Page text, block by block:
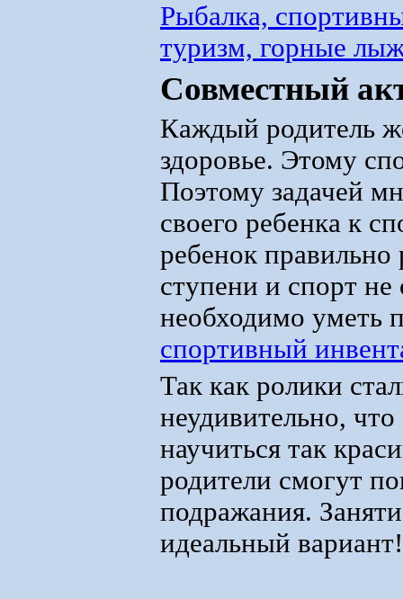
Рыбалка,
туризм, горные
Совместный
Каждый родитель
здоровье. Этому
Поэтому задачей
своего ребенка к
ребенок правильно
ступени и спорт не
необходимо уметь
спортивный
Так как ролики
неудивительно,
научиться так
родители смогут
подражания.
идеальный вариант!